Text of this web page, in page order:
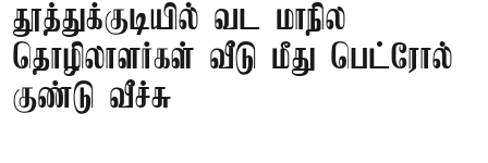
தூத்துக்குடியில் வட மாநில
தொழிலாளர்கள் வீடு மீது பெட்ரோல்
குண்டு வீச்சு